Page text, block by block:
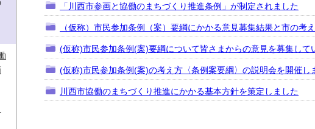
「川西市参画と協働のまちづくり推進条例」が制定されました
（仮称）市民参加条例（案）要綱にかかる意見募集結果と市の考
(仮称)市民参加条例(案)要綱について皆さまからの意見を募集して
(仮称)市民参加条例(案)の考え方〈条例案要綱〉の説明会を開催し
川西市協働のまちづくり推進にかかる基本方針を策定しました